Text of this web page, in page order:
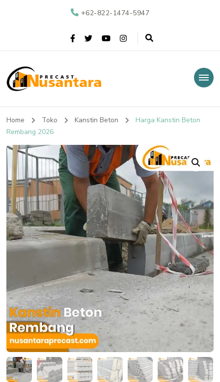
+62-822-1474-5947
Nusantara Precast
Home Toko Kanstin Beton
Harga Kanstin Beton
Rembang 2026